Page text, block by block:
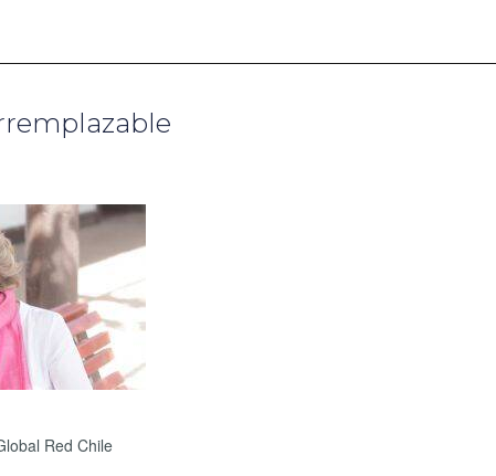
Red Chile